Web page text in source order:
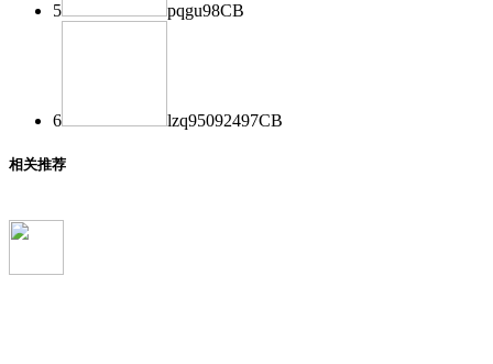
5 pqgu98CB
6 lzq95092497CB
相关推荐